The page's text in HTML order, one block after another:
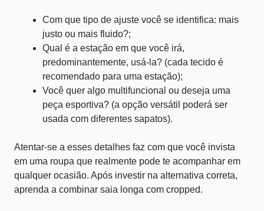
Com que tipo de ajuste você se identifica: mais
justo ou mais fluido?;
Qual é a estação em que você irá,
predominantemente, usá-la? (cada tecido é
recomendado para uma estação);
Você quer algo multifuncional ou deseja uma
peça esportiva? (a opção versátil poderá ser
usada com diferentes sapatos).
Atentar-se a esses detalhes faz com que você invista
em uma roupa que realmente pode te acompanhar em
qualquer ocasião. Após investir na alternativa correta,
aprenda a combinar saia longa com cropped.